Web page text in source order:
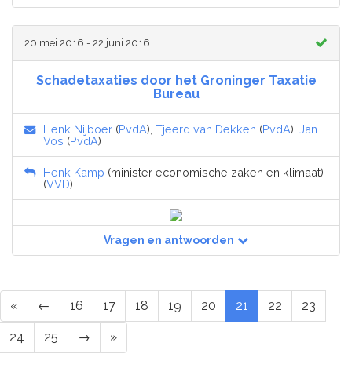
20 mei 2016 - 22 juni 2016
Schadetaxaties door het Groninger Taxatie
Bureau
Henk Nijboer (PvdA), Tjeerd van Dekken (PvdA), Jan
Vos (PvdA)
Henk Kamp (minister economische zaken en klimaat)
(VVD)
Vragen en antwoorden
« ← 16 17 18 19 20 21 22 23
24 25 → »